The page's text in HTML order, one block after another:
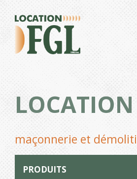
LOCATION
maçonnerie et
PRODUITS